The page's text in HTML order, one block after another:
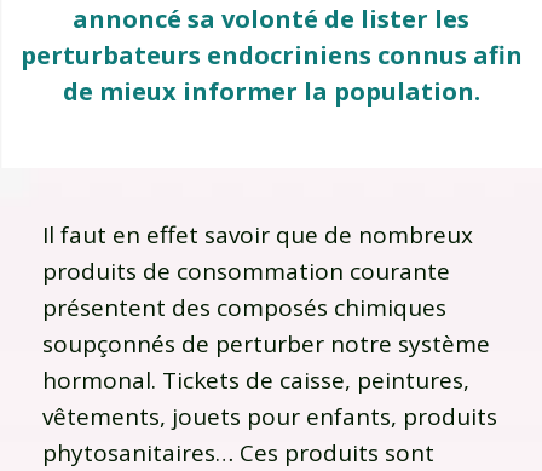
annoncé sa volonté de lister les
perturbateurs endocriniens connus afin
de mieux informer la population.
Il faut en effet savoir que de nombreux
produits de consommation courante
présentent des composés chimiques
soupçonnés de perturber notre système
hormonal. Tickets de caisse, peintures,
vêtements, jouets pour enfants, produits
phytosanitaires… Ces produits sont